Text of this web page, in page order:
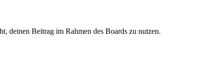
deinen Beitrag im Rahmen des Boards zu nutzen.